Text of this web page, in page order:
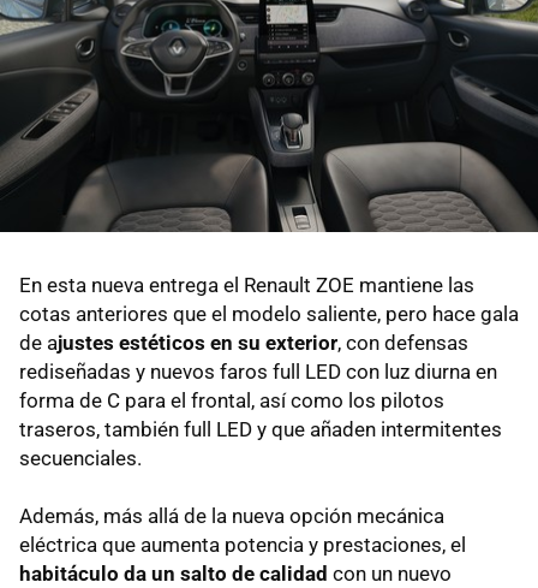
En esta nueva entrega el Renault ZOE mantiene las
cotas anteriores que el modelo saliente, pero hace gala
de ajustes estéticos en su exterior, con defensas
rediseñadas y nuevos faros full LED con luz diurna en
forma de C para el frontal, así como los pilotos
traseros, también full LED y que añaden intermitentes
secuenciales.
Además, más allá de la nueva opción mecánica
eléctrica que aumenta potencia y prestaciones, el
habitáculo da un salto de calidad con un nuevo